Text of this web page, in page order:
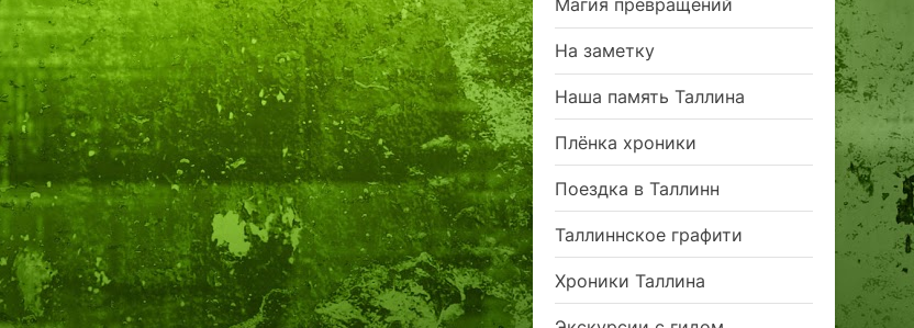
Магия превращений
На заметку
Наша память Таллина
Плёнка хроники
Поездка в Таллинн
Таллиннское графити
Хроники Таллина